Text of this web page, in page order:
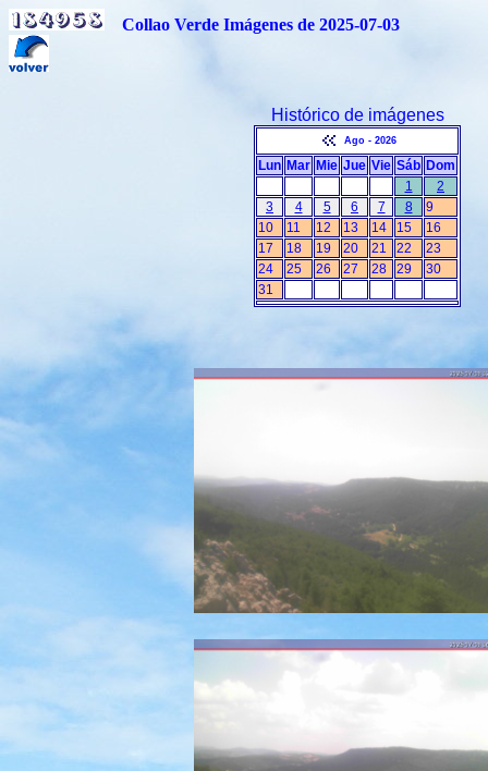
Collao Verde Imágenes de 2025-07-03
Histórico de imágenes
Ago - 2026
Lun Mar Mie Jue Vie Sáb Dom
1
2
3
4 5 6 7 8
9
10
11 12 13 14 15
16
17
18 19 20 21 22
23
24
25 26 27 28 29
30
31